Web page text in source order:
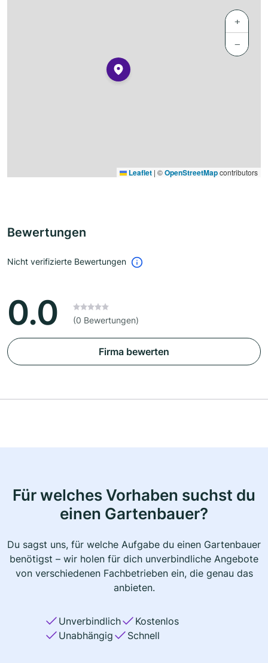
+
−
Leaflet | ©OpenStreetMapcontributors
Bewertungen
Nicht verifizierte Bewertungen
0.0 (0 Bewertungen)
Firma bewerten
Für welches Vorhaben suchst du
einen Gartenbauer?
Du sagst uns, für welche Aufgabe du einen Gartenbauer
benötigst – wir holen für dich unverbindliche Angebote
von verschiedenen Fachbetrieben ein, die genau das
anbieten.
Unverbindlich
Kostenlos
Unabhängig
Schnell